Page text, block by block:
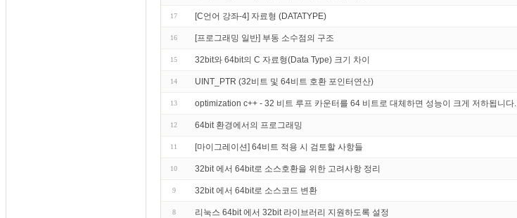
17 [C언어 강좌-4] 자료형 (DATATYPE)
16 [프로그래밍 일반] 부동 소수점의 구조
15 32bit와 64bit의 C 자료형(Data Type) 크기 차이
14 UINT_PTR (32비트 및 64비트 호환 포인터연산)
13 optimization c++ - 32 비트 루프 카운터를 64 비트로 대체하면 성능이 크게 저하됩니다.
12 64bit 환경에서의 프로그래밍
11 [마이그레이션] 64비트 적용 시 검토할 사항들
10 32bit 에서 64bit로 소스호환을 위한 고려사항 정리
9 32bit 에서 64bit로 소스코드 변환
8 리눅스 64bit 에서 32bit 라이브러리 지원하도록 설정